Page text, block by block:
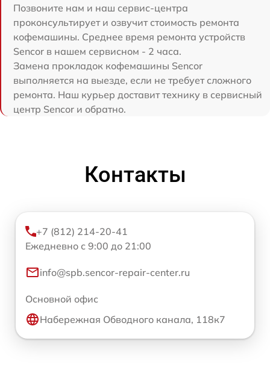
Позвоните нам и наш сервис-центра
проконсультирует и озвучит стоимость ремонта
кофемашины. Среднее время ремонта устройств
Sencor в нашем сервисном - 2 часа.
Замена прокладок кофемашины Sencor
выполняется на выезде, если не требует сложного
ремонта. Наш курьер доставит технику в сервисный
центр Sencor и обратно.
Контакты
+7 (812) 214-20-41
Ежедневно с 9:00 до 21:00
info@spb.sencor-repair-center.ru
Основной офис
Набережная Обводного канала, 118к7